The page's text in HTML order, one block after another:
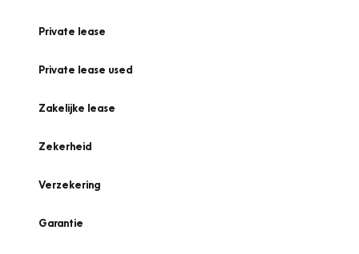
Private lease
Private lease used
Zakelijke lease
Zekerheid
Verzekering
Garantie